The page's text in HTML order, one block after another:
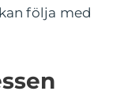
följa med